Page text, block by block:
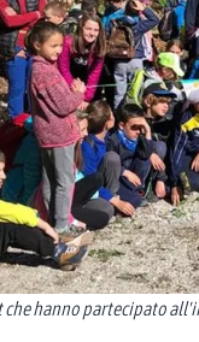
che hanno partecipato